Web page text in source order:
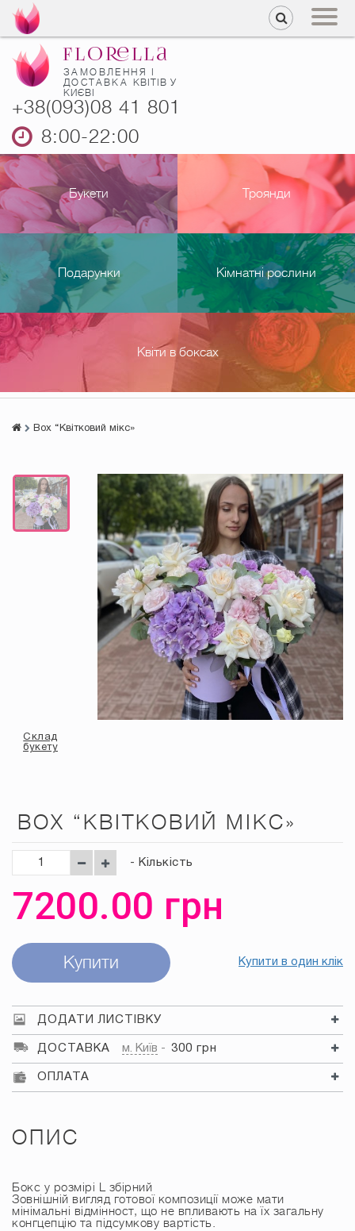
ЗАМОВЛЕННЯ І
ДОСТАВКА КВІТІВ У
КИЄВІ
+38(093)08 41 801
8:00-22:00
Букети Троянди
Подарунки Кімнатні рослини
Квіти в боксах
Box “Квітковий мікс»
Склад
букету
BOX “КВІТКОВИЙ МІКС»
- Кількість
7200.00 грн
Купити Купити в один клік
ДОДАТИ ЛИСТІВКУ
ДОСТАВКА м. Київ 300 грн
ОПЛАТА
ОПИС
Бокс у розмірі L збірний
Зовнішній вигляд готової композиції може мати
мінімальні відмінност, що не впливають на їх загальну
конгцепцію та підсумкову вартість.